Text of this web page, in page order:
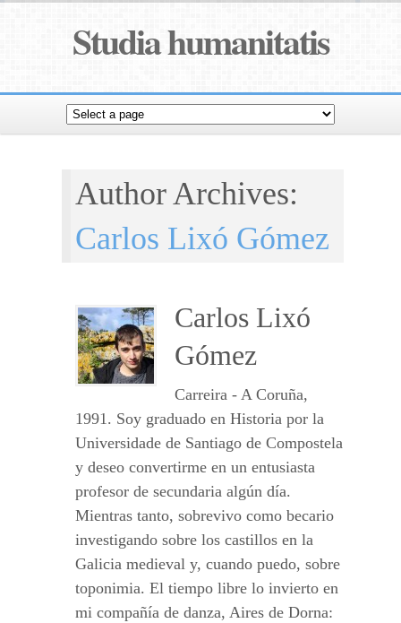
Studia humanitatis
Author Archives:
Carlos Lixó Gómez
Carlos Lixó
Gómez
Carreira - A Coruña,
1991. Soy graduado en Historia por la
Universidade de Santiago de Compostela
y deseo convertirme en un entusiasta
profesor de secundaria algún día.
Mientras tanto, sobrevivo como becario
investigando sobre los castillos en la
Galicia medieval y, cuando puedo, sobre
toponimia. El tiempo libre lo invierto en
mi compañía de danza, Aires de Dorna: